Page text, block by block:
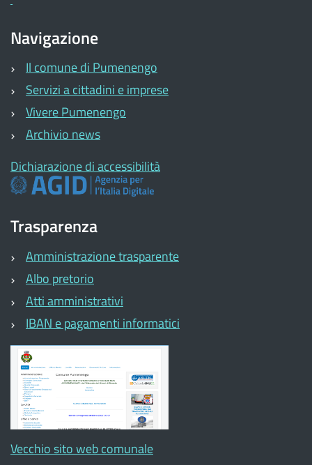
Navigazione
Il comune di Pumenengo
Servizi a cittadini e imprese
Vivere Pumenengo
Archivio news
Dichiarazione di accessibilità
Trasparenza
Amministrazione trasparente
Albo pretorio
Atti amministrativi
IBAN e pagamenti informatici
Vecchio sito web comunale